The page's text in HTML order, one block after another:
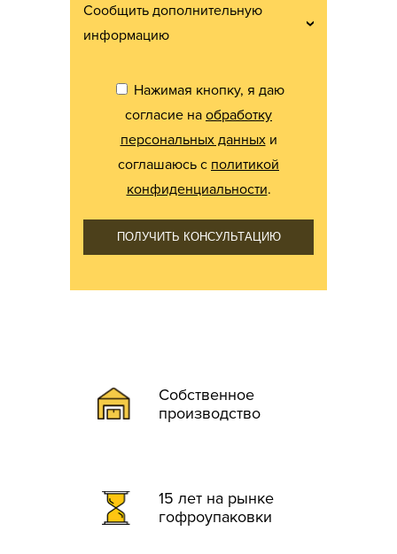
Собственное
производство
15 лет на рынке
гофроупаковки
Сообщить дополнительную
информацию
Нажимая кнопку, я даю
согласие на обработку
персональных данныхи
соглашаюсь с политикой
конфиденциальности.
ПОЛУЧИТЬ КОНСУЛЬТАЦИЮ